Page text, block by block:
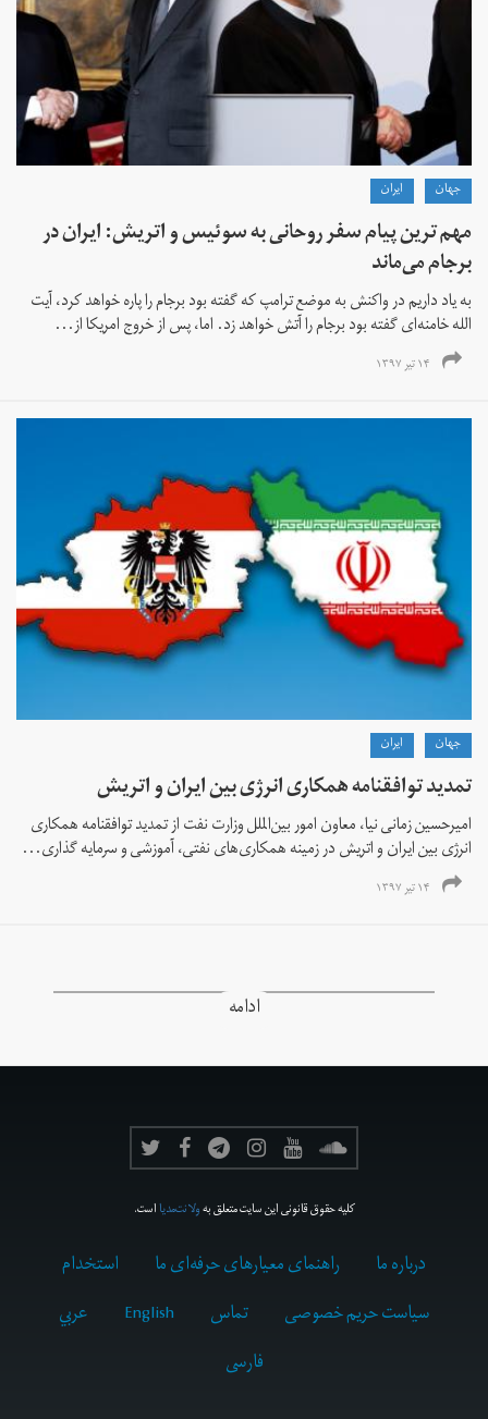
جهان ايران
مهم ترین پیام سفر روحانی به سوئیس و اتریش: ایران در
برجام می‌ماند
به یاد داریم در واکنش به موضع ترامپ که گفته بود برجام را پاره خواهد کرد، آیت
الله خامنه‌ای گفته بود برجام را آتش خواهد زد. اما، پس از خروج امریکا از...
۱۴ تیر ۱۳۹۷
جهان ايران
تمدید توافقنامه همکاری انرژی بین ایران و اتریش
امیرحسین زمانی نیا، معاون امور بین‌الملل وزارت نفت از تمدید توافقنامه همکاری
انرژی بین ایران و اتریش در زمینه همکاری‌های نفتی، آموزشی و سرمایه گذاری...
۱۴ تیر ۱۳۹۷
ادامه
کلیه حقوق قانونی این سایت متعلق بهولانت‌مدیااست.
درباره ما راهنمای معیارهای حرفه‌ای ما
استخدام
سیاست حریم خصوصی
تماس English
عربي
فارسى